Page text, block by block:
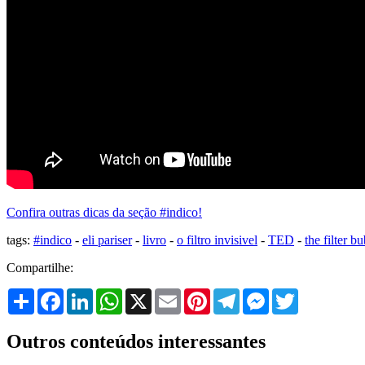
Confira outras dicas da seção #indico!
tags: #indico - eli pariser- livro - o filtro invisivel - TED - the filter
Compartilhe:
Share FacebookLinkedInWhatsApp
X Email PinterestTelegramMessenger
Outros conteúdos interessantes